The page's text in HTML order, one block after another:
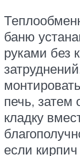
баню
руками без
печь, затем
кладку
если